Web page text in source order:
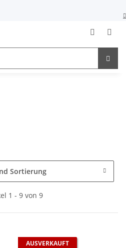
Sortierung
1 - 9 von 9
AUSVERKAUFT